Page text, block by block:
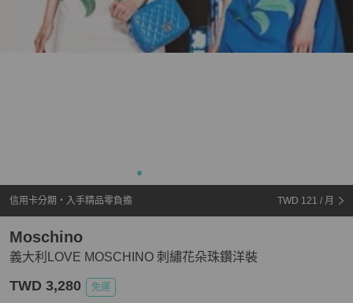
信用卡分期・入手精品零負擔 TWD 121 / 月
義大利LOVE MOSCHINO 刺繡花朵珠鑽洋裝
Moschino
TWD 3,280 免運